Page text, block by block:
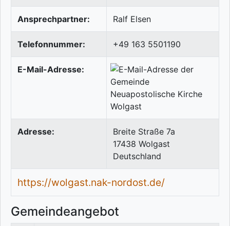
Ansprechpartner: Ralf Elsen
Telefonnummer: +49 163 5501190
E-Mail-Adresse:
Adresse:
Breite Straße 7a
17438 Wolgast
Deutschland
https://wolgast.nak-nordost.de/
Gemeindeangebot